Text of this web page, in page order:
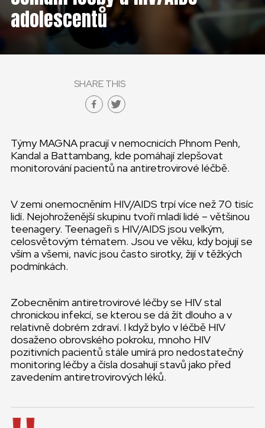
ČESKÁ REPUBLIKA
GLOBAL
ČESKÁ REPUBLIKA
adolescentů
SHARE THIS
Týmy MAGNA pracují v nemocnicích Phnom Penh,
Kandal a Battambang, kde pomáhají zlepšovat
monitorování pacientů na antiretrovirové léčbě.
V zemi onemocněním HIV/AIDS trpí více než 70 tisíc
lidí. Nejohroženější skupinu tvoří mladí lidé – většinou
teenagery. Teenageři s HIV/AIDS jsou velkým,
celosvětovým tématem. Jsou ve věku, kdy bojují se
vším a všemi, navíc jsou často sirotky, žijí v těžkých
podmínkách.
Zobecněním antiretrovirové léčby se HIV stal
chronickou infekcí, se kterou se dá žít dlouho a v
relativně dobrém zdraví. I když bylo v léčbě HIV
dosaženo obrovského pokroku, mnoho HIV
pozitivních pacientů stále umírá pro nedostatečný
monitoring léčby a čísla dosahují stavů jako před
zavedením antiretrovirových léků.